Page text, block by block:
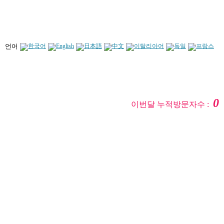
언어
이번달 누적방문자수 :0